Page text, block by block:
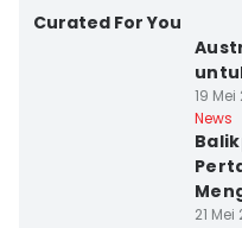
Curated For You
19 Mei
News
21 Mei